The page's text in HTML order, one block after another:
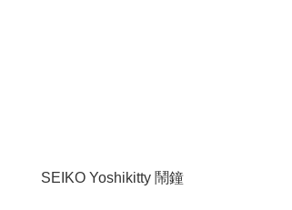
SEIKO Yoshikitty 鬧鐘